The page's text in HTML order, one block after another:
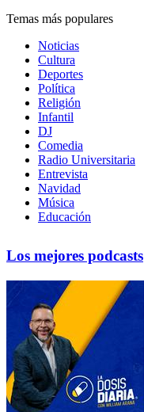
Temas más populares
Noticias
Cultura
Deportes
Política
Religión
Infantil
DJ
Comedia
Radio Universitaria
Entrevista
Navidad
Música
Educación
Los mejores podcasts